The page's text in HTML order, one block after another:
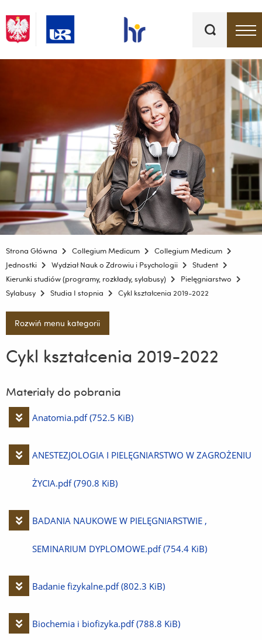
kluczowe
Strona Główna Collegium Medicum
Collegium Medicum
Jednostki
Wydział Nauk o Zdrowiu i Psychologii
Student
Kierunki studiów (programy, rozkłady, sylabusy)
Pielęgniarstwo
Sylabusy
Studia I stopnia Cykl kształcenia 2019-2022
Rozwiń menu kategorii
Cykl kształcenia 2019-2022
Materiały do pobrania
Pobierz
Anatomia.pdf (752.5 KiB)
Pobierz
plik
ANESTEZJOLOGIA I PIELĘGNIARSTWO W ZAGROŻENIU
ŻYCIA.pdf (790.8 KiB)
Pobierz
plik
BADANIA NAUKOWE W PIELĘGNIARSTWIE ,
SEMINARIUM DYPLOMOWE.pdf (754.4 KiB)
Pobierz
Badanie fizykalne.pdf (802.3 KiB)
Pobierz
Biochemia i biofizyka.pdf (788.8 KiB)